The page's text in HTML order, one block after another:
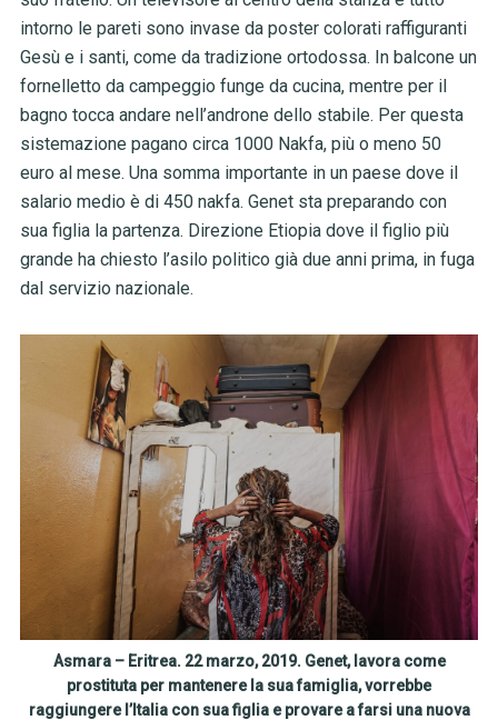
intorno le pareti sono invase da poster colorati raffiguranti
Gesù e i santi, come da tradizione ortodossa. In balcone un
fornelletto da campeggio funge da cucina, mentre per il
bagno tocca andare nell’androne dello stabile. Per questa
sistemazione pagano circa 1000 Nakfa, più o meno 50
euro al mese. Una somma importante in un paese dove il
salario medio è di 450 nakfa. Genet sta preparando con
sua figlia la partenza. Direzione Etiopia dove il figlio più
grande ha chiesto l’asilo politico già due anni prima, in fuga
dal servizio nazionale.
Asmara – Eritrea. 22 marzo, 2019. Genet, lavora come
prostituta per mantenere la sua famiglia, vorrebbe
raggiungere l’Italia con sua figlia e provare a farsi una nuova